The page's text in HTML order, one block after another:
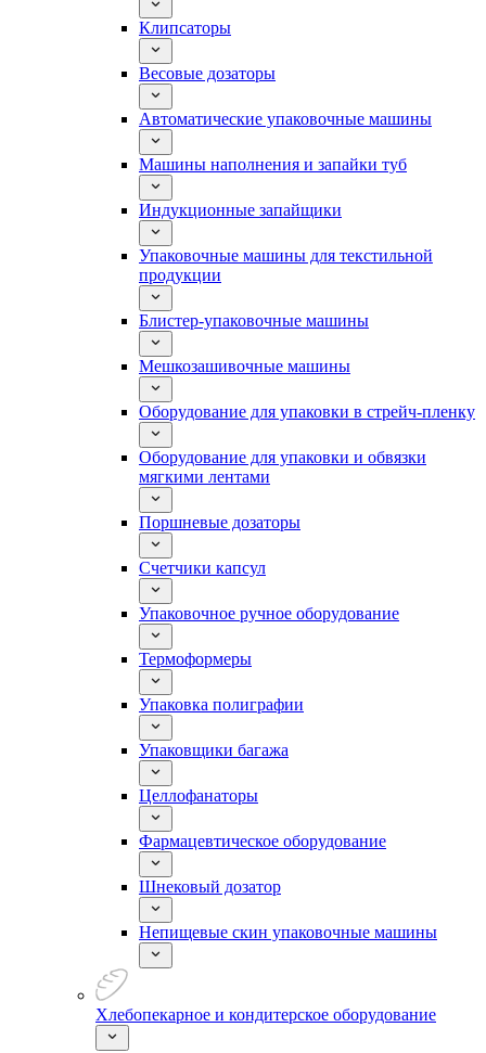
Клипсаторы
Весовые дозаторы
Автоматические упаковочные машины
Машины наполнения и запайки туб
Индукционные запайщики
Упаковочные машины для текстильной
продукции
Блистер-упаковочные машины
Мешкозашивочные машины
Оборудование для упаковки в стрейч-пленку
Оборудование для упаковки и обвязки
мягкими лентами
Поршневые дозаторы
Счетчики капсул
Упаковочное ручное оборудование
Термоформеры
Упаковка полиграфии
Упаковщики багажа
Целлофанаторы
Фармацевтическое оборудование
Шнековый дозатор
Непищевые скин упаковочные машины
Хлебопекарное и кондитерское оборудование